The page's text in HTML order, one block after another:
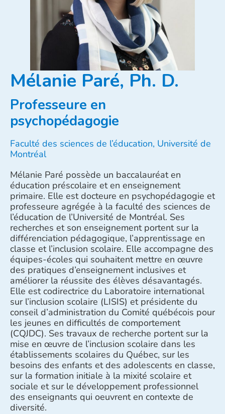
Mélanie Paré, Ph. D.
Professeure en
psychopédagogie
Faculté des sciences de l’éducation, Université de
Montréal
Mélanie Paré possède un baccalauréat en
éducation préscolaire et en enseignement
primaire. Elle est docteure en psychopédagogie et
professeure agrégée à la faculté des sciences de
l’éducation de l’Université de Montréal. Ses
recherches et son enseignement portent sur la
différenciation pédagogique, l’apprentissage en
classe et l’inclusion scolaire. Elle accompagne des
équipes-écoles qui souhaitent mettre en œuvre
des pratiques d’enseignement inclusives et
améliorer la réussite des élèves désavantagés.
Elle est codirectrice du Laboratoire international
sur l’inclusion scolaire (LISIS) et présidente du
conseil d’administration du Comité québécois pour
les jeunes en difficultés de comportement
(CQJDC). Ses travaux de recherche portent sur la
mise en œuvre de l’inclusion scolaire dans les
établissements scolaires du Québec, sur les
besoins des enfants et des adolescents en classe,
sur la formation initiale à la mixité scolaire et
sociale et sur le développement professionnel
des enseignants qui oeuvrent en contexte de
diversité.